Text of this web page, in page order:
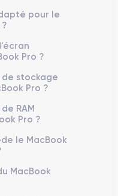
processeurs Intel et
ordinateurs portables
mises à jour et
l'écran Retina
Apple a révolutionné à
des niveaux jamais vus
nécessitant un
spécifiques :
pour le
Pro ?
stockage
Pro ?
RAM
Pro ?
le MacBook
MacBook